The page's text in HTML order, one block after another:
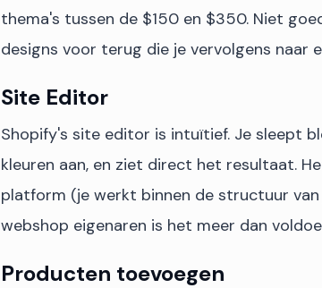
thema's tussen de $150 en $350. Niet
designs voor terug die je vervolgens naar
Site Editor
Shopify's site editor is intuïtief. Je sleept
kleuren aan, en ziet direct het resultaat.
platform (je werkt binnen de structuur
webshop eigenaren is het meer dan
Producten toevoegen